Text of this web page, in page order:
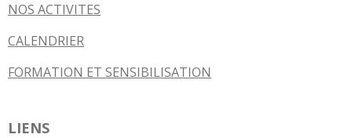
NOS ACTIVITES
CALENDRIER
FORMATION ET SENSIBILISATION
LIENS